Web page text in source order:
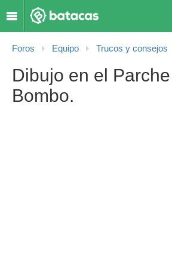
Foros Equipo Trucos y consejos
Dibujo en el
Bombo.